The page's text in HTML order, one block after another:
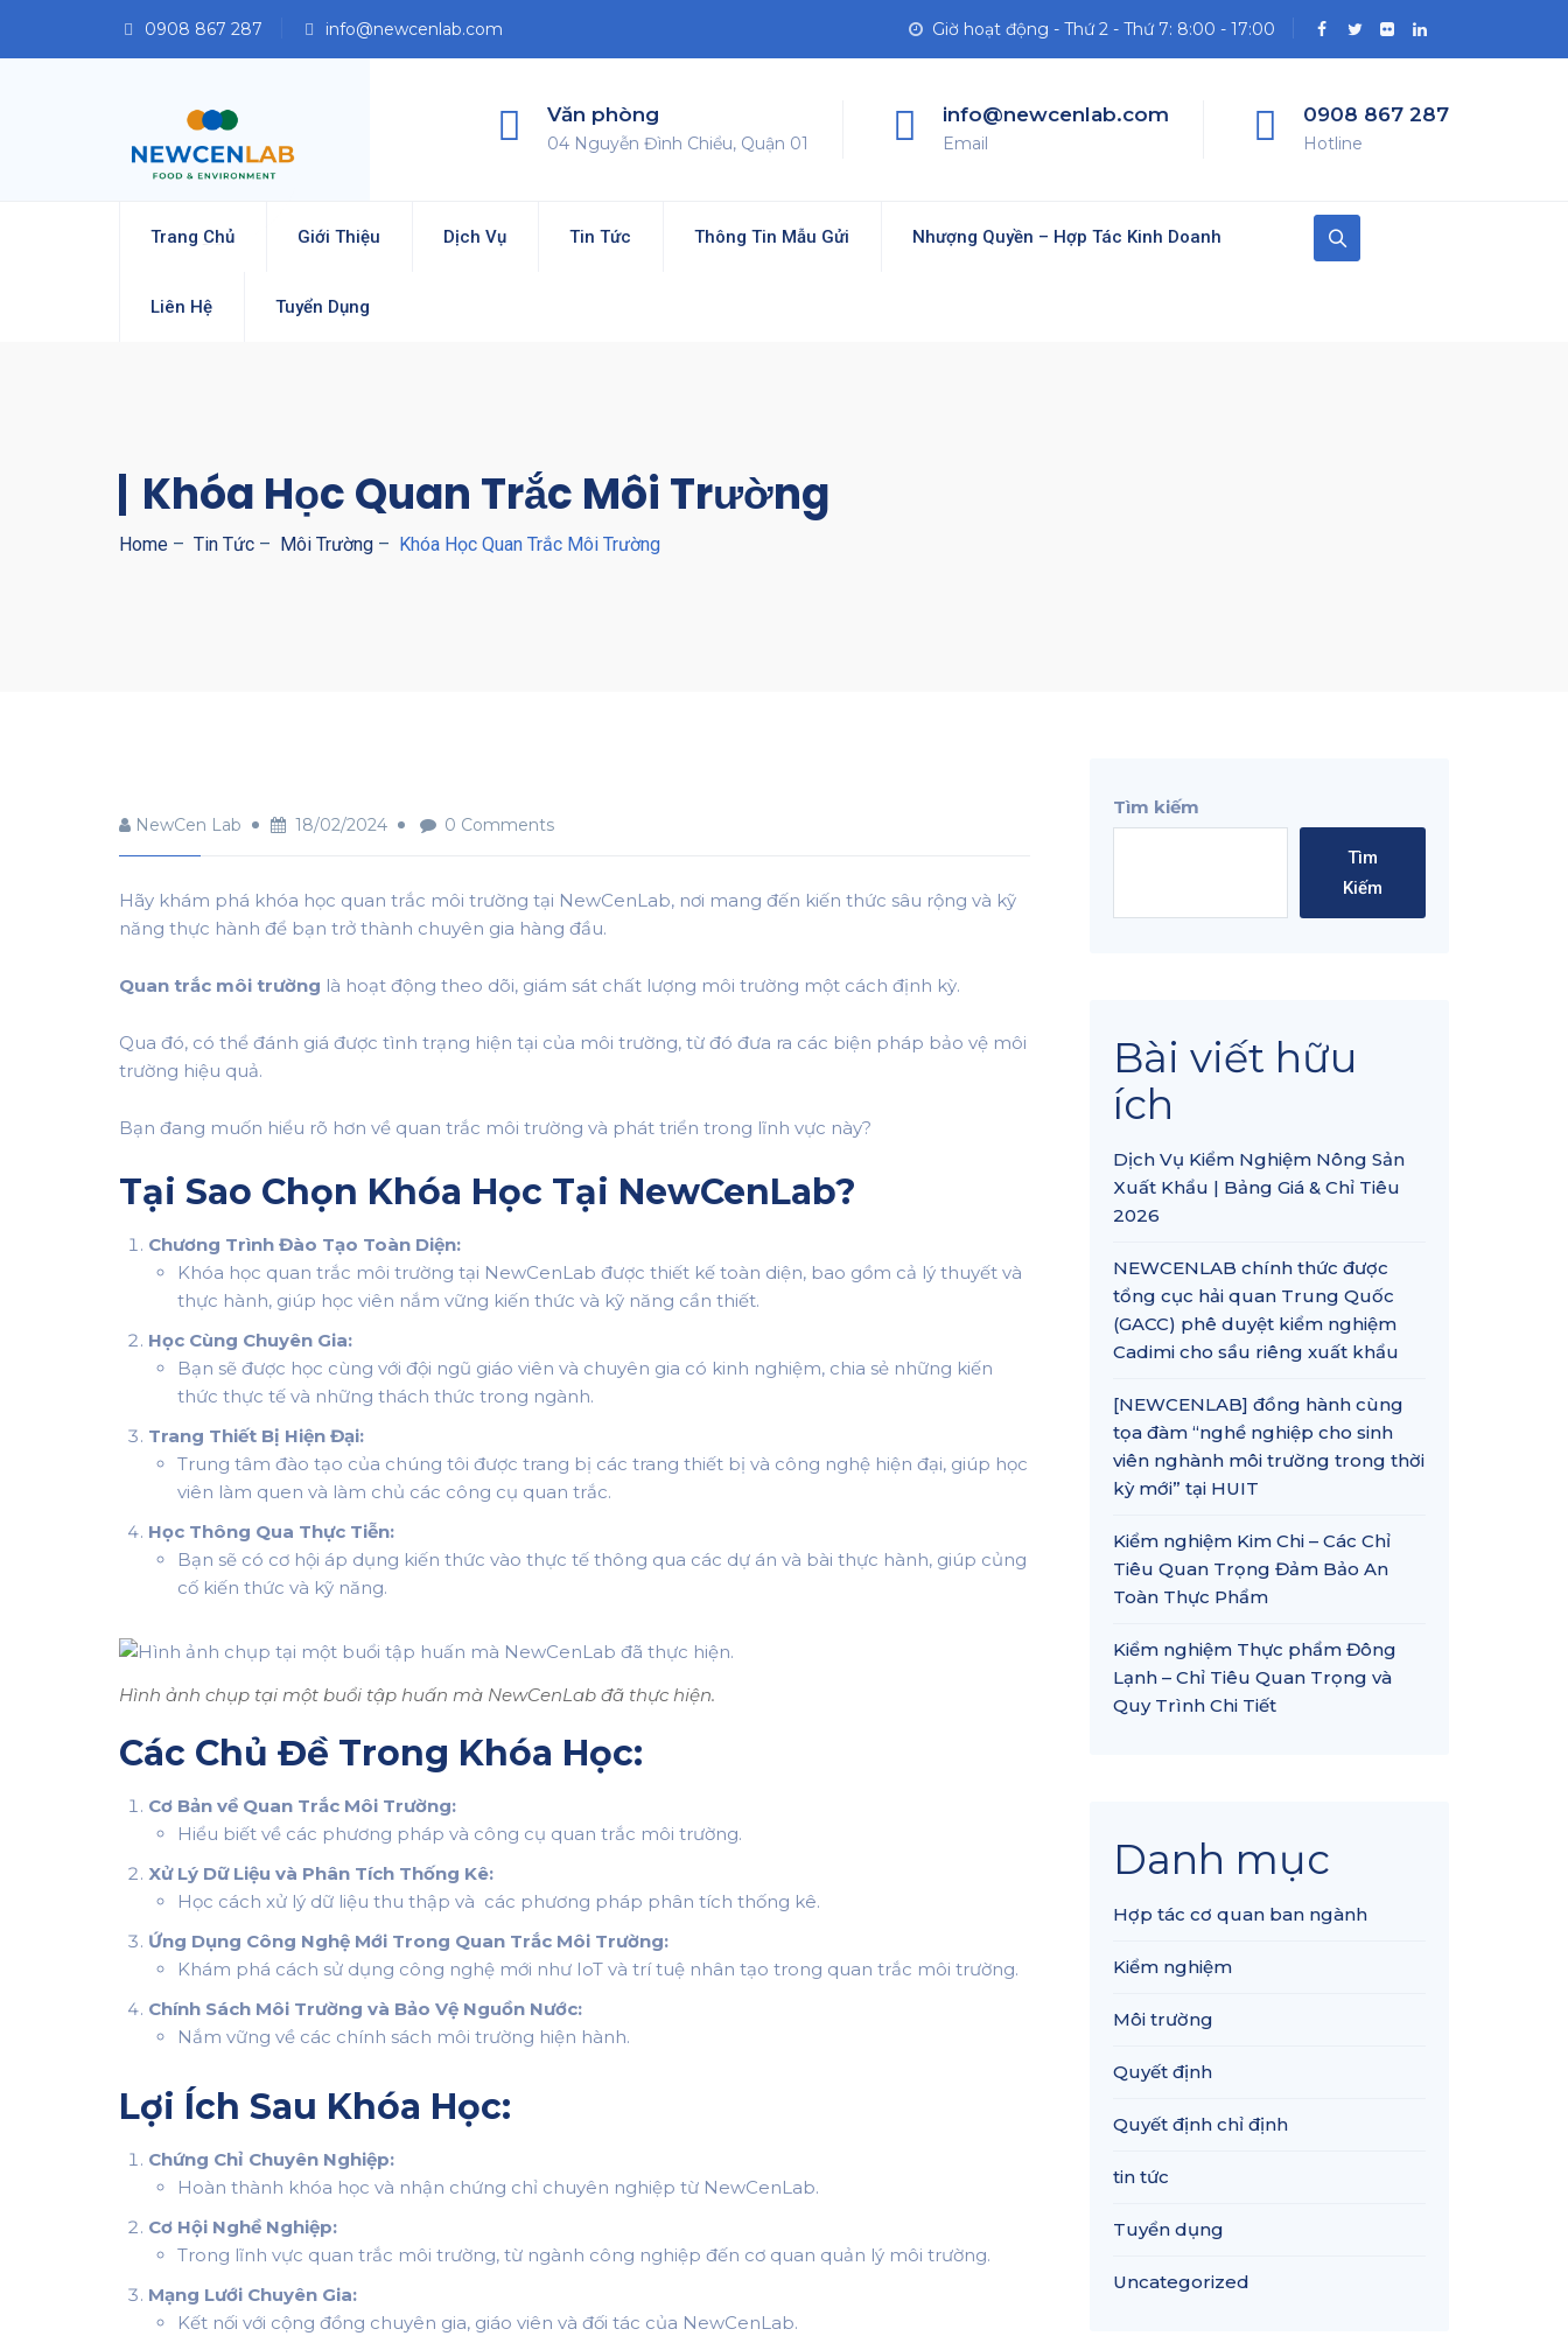
0908 867 287 info@newcenlab.com Giờ hoạt động - Thứ 2 - Thứ 7: 8:00 - 17:00
Văn phòng
04 Nguyễn Đình Chiểu, Quận 01
info@newcenlab.com
Email
0908 867 287
Hotline
Trang Chủ Giới Thiệu Dịch Vụ Tin Tức Thông Tin Mẫu Gửi Nhượng Quyền – Hợp Tác Kinh Doanh
Liên Hệ Tuyển Dụng
Khóa Học Quan Trắc Môi Trường
Home – Tin Tức – Môi Trường – Khóa Học Quan Trắc Môi Trường
NewCen Lab 18/02/2024 0 Comments
Hãy khám phá khóa học quan trắc môi trường tại NewCenLab, nơi mang đến kiến thức sâu rộng và kỹ
năng thực hành để bạn trở thành chuyên gia hàng đầu.
Quan trắc môi trường là hoạt động theo dõi, giám sát chất lượng môi trường một cách định kỳ.
Qua đó, có thể đánh giá được tình trạng hiện tại của môi trường, từ đó đưa ra các biện pháp bảo vệ môi
trường hiệu quả.
Bạn đang muốn hiểu rõ hơn về quan trắc môi trường và phát triển trong lĩnh vực này?
Tại Sao Chọn Khóa Học Tại NewCenLab?
Chương Trình Đào Tạo Toàn Diện:
Khóa học quan trắc môi trường tại NewCenLab được thiết kế toàn diện, bao gồm cả lý thuyết và
thực hành, giúp học viên nắm vững kiến thức và kỹ năng cần thiết.
Học Cùng Chuyên Gia:
Bạn sẽ được học cùng với đội ngũ giáo viên và chuyên gia có kinh nghiệm, chia sẻ những kiến
thức thực tế và những thách thức trong ngành.
Trang Thiết Bị Hiện Đại:
Trung tâm đào tạo của chúng tôi được trang bị các trang thiết bị và công nghệ hiện đại, giúp học
viên làm quen và làm chủ các công cụ quan trắc.
Học Thông Qua Thực Tiễn:
Bạn sẽ có cơ hội áp dụng kiến thức vào thực tế thông qua các dự án và bài thực hành, giúp củng
cố kiến thức và kỹ năng.
Hình ảnh chụp tại một buổi tập huấn mà NewCenLab đã thực hiện.
Các Chủ Đề Trong Khóa Học:
Cơ Bản về Quan Trắc Môi Trường:
Hiểu biết về các phương pháp và công cụ quan trắc môi trường.
Xử Lý Dữ Liệu và Phân Tích Thống Kê:
Học cách xử lý dữ liệu thu thập và các phương pháp phân tích thống kê.
Ứng Dụng Công Nghệ Mới Trong Quan Trắc Môi Trường:
Khám phá cách sử dụng công nghệ mới như IoT và trí tuệ nhân tạo trong quan trắc môi trường.
Chính Sách Môi Trường và Bảo Vệ Nguồn Nước:
Nắm vững về các chính sách môi trường hiện hành.
Lợi Ích Sau Khóa Học:
Chứng Chỉ Chuyên Nghiệp:
Hoàn thành khóa học và nhận chứng chỉ chuyên nghiệp từ NewCenLab.
Cơ Hội Nghề Nghiệp:
Trong lĩnh vực quan trắc môi trường, từ ngành công nghiệp đến cơ quan quản lý môi trường.
Mạng Lưới Chuyên Gia:
Kết nối với cộng đồng chuyên gia, giáo viên và đối tác của NewCenLab.
Tìm kiếm
Tìm
Kiếm
Bài viết hữu
ích
Dịch Vụ Kiểm Nghiệm Nông Sản
Xuất Khẩu | Bảng Giá & Chỉ Tiêu
2026
NEWCENLAB chính thức được
tổng cục hải quan Trung Quốc
(GACC) phê duyệt kiểm nghiệm
Cadimi cho sầu riêng xuất khẩu
[NEWCENLAB] đồng hành cùng
tọa đàm “nghề nghiệp cho sinh
viên nghành môi trường trong thời
kỳ mới” tại HUIT
Kiểm nghiệm Kim Chi – Các Chỉ
Tiêu Quan Trọng Đảm Bảo An
Toàn Thực Phẩm
Kiểm nghiệm Thực phẩm Đông
Lạnh – Chỉ Tiêu Quan Trọng và
Quy Trình Chi Tiết
Danh mục
Hợp tác cơ quan ban ngành
Kiểm nghiệm
Môi trường
Quyết định
Quyết định chỉ định
tin tức
Tuyển dụng
Uncategorized